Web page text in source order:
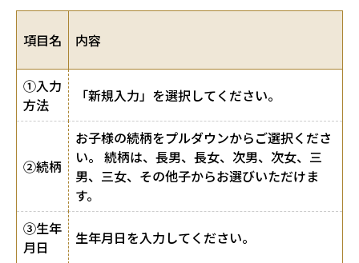
項目名 内容
①入力
方法
「新規入力」を選択してください。
②続柄
お子様の続柄をプルダウンからご選択くださ
い。 続柄は、長男、長女、次男、次女、三
男、三女、その他子からお選びいただけま
す。
③生年
月日
生年月日を入力してください。